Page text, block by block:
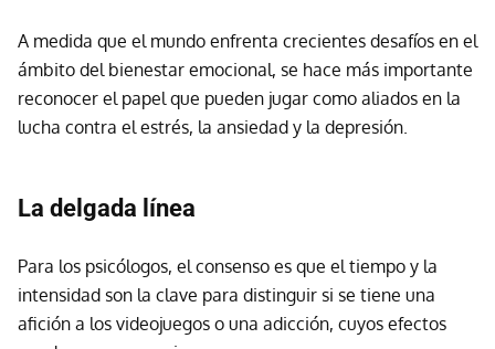
A medida que el mundo enfrenta crecientes desafíos en el
ámbito del bienestar emocional, se hace más importante
reconocer el papel que pueden jugar como aliados en la
lucha contra el estrés, la ansiedad y la depresión.
La delgada línea
Para los psicólogos, el consenso es que el tiempo y la
intensidad son la clave para distinguir si se tiene una
afición a los videojuegos o una adicción, cuyos efectos